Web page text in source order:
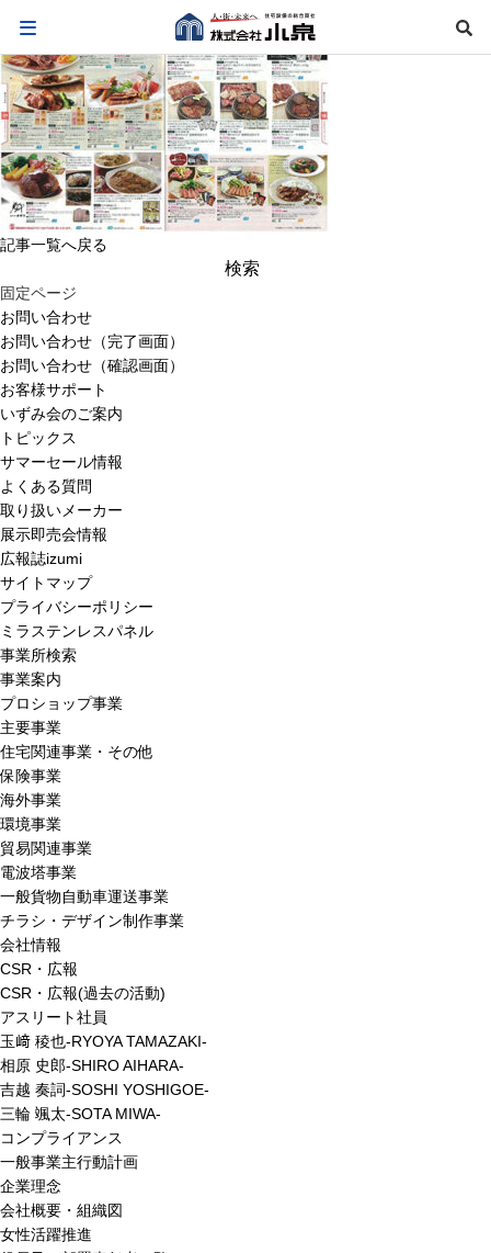
記事一覧へ戻る
索:
固定ページ
お問い合わせ
お問い合わせ（完了画面）
お問い合わせ（確認画面）
お客様サポート
いずみ会のご案内
トピックス
サマーセール情報
よくある質問
取り扱いメーカー
展示即売会情報
広報誌izumi
サイトマップ
プライバシーポリシー
ミラステンレスパネル
事業所検索
事業案内
プロショップ事業
主要事業
住宅関連事業・その他
保険事業
海外事業
環境事業
貿易関連事業
電波塔事業
一般貨物自動車運送事業
チラシ・デザイン制作事業
会社情報
CSR・広報
CSR・広報(過去の活動)
アスリート社員
玉﨑 稜也-RYOYA TAMAZAKI-
相原 史郎-SHIRO AIHARA-
吉越 奏詞-SOSHI YOSHIGOE-
三輪 颯太-SOTA MIWA-
コンプライアンス
一般事業主行動計画
企業理念
会社概要・組織図
女性活躍推進